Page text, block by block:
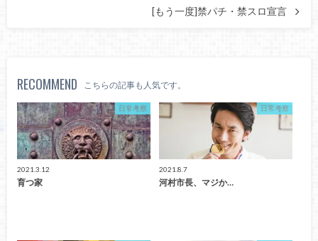
[もう一度]禁パチ・禁スロ宣言
RECOMMEND こちらの記事も人気です。
日常考察
2021.3.12
育つ家
日常考察
2021.8.7
河村市長、マジか…